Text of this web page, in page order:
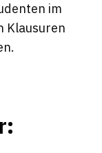
im
Klausuren